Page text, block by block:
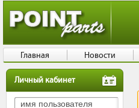
Личный кабинет
Главная Новости